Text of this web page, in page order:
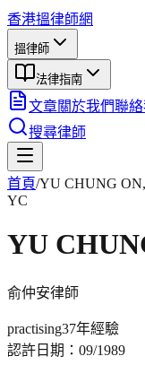
香港搵律師網
搵律師
法律指南
文章關於我們聯
搜尋律師
首頁/YU CHUNG
YC
YU
俞仲安律師
practising37年經驗
認許日期： 09/1989